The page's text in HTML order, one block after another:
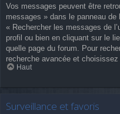
Vos messages peuvent être
messages » dans le panneau de
« Rechercher les messages de
profil ou bien en cliquant sur le
quelle page du forum. Pour
recherche avancée et
Haut
Surveillance et favoris